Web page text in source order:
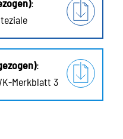
:
:
Merkblatt 3